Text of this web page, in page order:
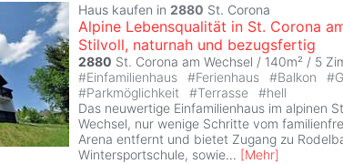
Haus kaufen in 2880 St. Corona
Alpine Lebensqualität in St. Corona
Stilvoll, naturnah und bezugsfertig
2880 St. Corona am Wechsel / 140m² / 5
#Einfamilienhaus #Ferienhaus #Balkon #
#Parkmöglichkeit #Terrasse #hell
Das neuwertige Einfamilienhaus im alpinen
Wechsel, nur wenige Schritte vom
Arena entfernt und bietet Zugang zu
Wintersportschule, sowie... [Mehr]